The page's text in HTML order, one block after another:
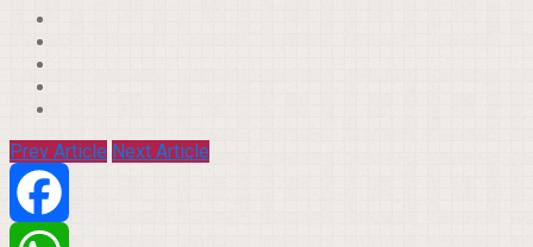
Prev Article Next Article